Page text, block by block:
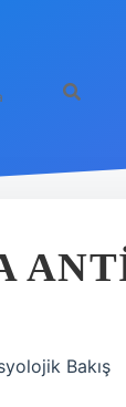
Bakış